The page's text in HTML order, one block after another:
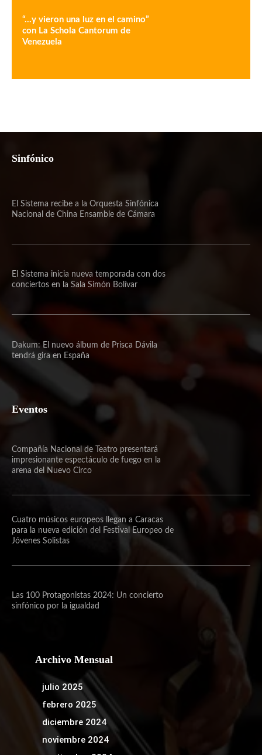
“…y vieron una luz en el camino”
con La Schola Cantorum de
Venezuela
Sinfónico
El Sistema recibe a la Orquesta Sinfónica
Nacional de China Ensamble de Cámara
El Sistema inicia nueva temporada con dos
conciertos en la Sala Simón Bolívar
Dakum: El nuevo álbum de Prisca Dávila
tendrá gira en España
Eventos
Compañía Nacional de Teatro presentará
impresionante espectáculo de fuego en la
arena del Nuevo Circo
Cuatro músicos europeos llegan a Caracas
para la nueva edición del Festival Europeo de
Jóvenes Solistas
Las 100 Protagonistas 2024: Un concierto
sinfónico por la igualdad
Archivo Mensual
julio 2025
febrero 2025
diciembre 2024
noviembre 2024